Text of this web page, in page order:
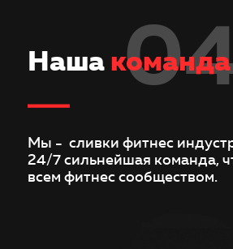
Наша команда
Мы - сливки фитнес
24/7 сильнейшая команда,
всем фитнес сообществом.